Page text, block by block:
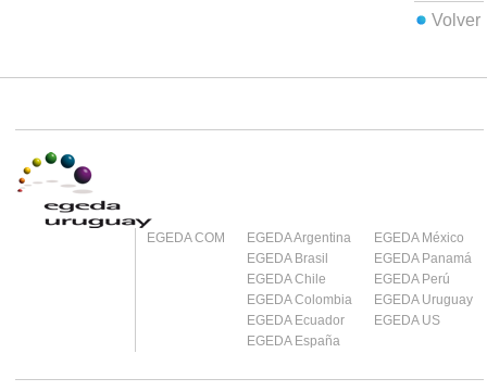
Volver
EGEDA COM
EGEDA Argentina
EGEDA Brasil
EGEDA Chile
EGEDA Colombia
EGEDA Ecuador
EGEDA España
EGEDA México
EGEDA Panamá
EGEDA Perú
EGEDA Uruguay
EGEDA US